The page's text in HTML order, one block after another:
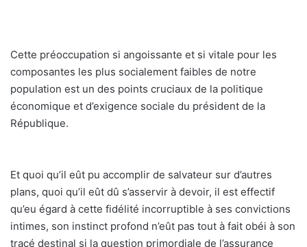
Cette préoccupation si angoissante et si vitale pour les
composantes les plus socialement faibles de notre
population est un des points cruciaux de la politique
économique et d’exigence sociale du président de la
République.
Et quoi qu’il eût pu accomplir de salvateur sur d’autres
plans, quoi qu’il eût dû s’asservir à devoir, il est effectif
qu’eu égard à cette fidélité incorruptible à ses convictions
intimes, son instinct profond n’eût pas tout à fait obéi à son
tracé destinal si la question primordiale de l’assurance